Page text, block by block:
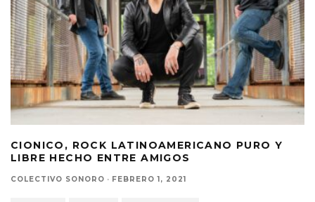
CIONICO, ROCK LATINOAMERICANO PURO Y
LIBRE HECHO ENTRE AMIGOS
COLECTIVO SONORO · FEBRERO 1, 2021